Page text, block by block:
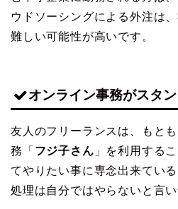
ウドソーシングによる外注は
難しい可能性が高いです。
オンライン事務がスタ
友人のフリーランスは、もと
務「 フジ子さん 」を利用する
てやりたい事に専念出来てい
処理は自分ではやらないと言い